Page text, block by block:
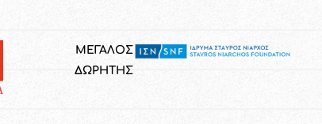
ΜΕΓΑΛΟΣ
ΔΩΡΗΤΗΣ